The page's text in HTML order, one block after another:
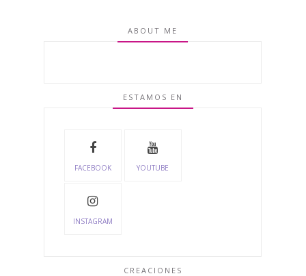
ABOUT ME
ESTAMOS EN
FACEBOOK YOUTUBE
INSTAGRAM
CREACIONES